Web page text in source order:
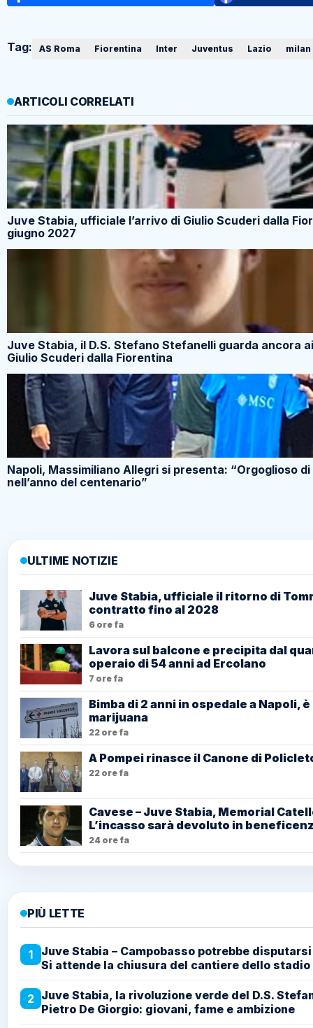
Tag: AS Roma Fiorentina Inter Juventus Lazio milan
ARTICOLI CORRELATI
Juve Stabia, ufficiale l’arrivo di Giulio Scuderi dalla
giugno 2027
Juve Stabia, il D.S. Stefano Stefanelli guarda ancora
Giulio Scuderi dalla Fiorentina
Napoli, Massimiliano Allegri si presenta: “Orgoglioso
nell’anno del centenario”
ULTIME NOTIZIE
Juve Stabia, ufficiale il ritorno di
contratto fino al 2028
6 ore fa
Lavora sul balcone e precipita dal
operaio di 54 anni ad Ercolano
7 ore fa
Bimba di 2 anni in ospedale a Napoli,
marijuana
22 ore fa
A Pompei rinasce il Canone di
22 ore fa
Cavese – Juve Stabia, Memorial
L’incasso sarà devoluto in
24 ore fa
PIÙ LETTE
1
Juve Stabia – Campobasso potrebbe
Si attende la chiusura del cantiere dello stadio
2 Juve Stabia, la rivoluzione verde del D.S.
Pietro De Giorgio: giovani, fame e ambizione